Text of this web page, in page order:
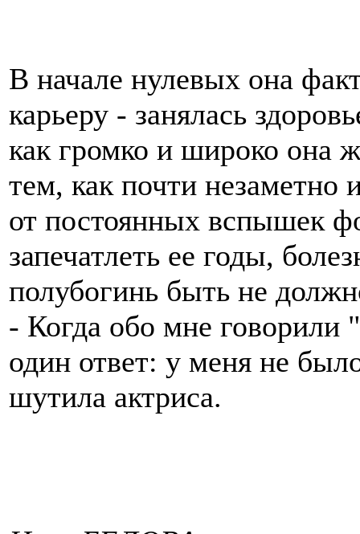
В начале нулевых она
карьеру - занялась
как громко и широко она
тем, как почти незаметно
от постоянных вспышек
запечатлеть ее годы,
полубогинь быть не
- Когда обо мне говорили
один ответ: у меня не
шутила актриса.